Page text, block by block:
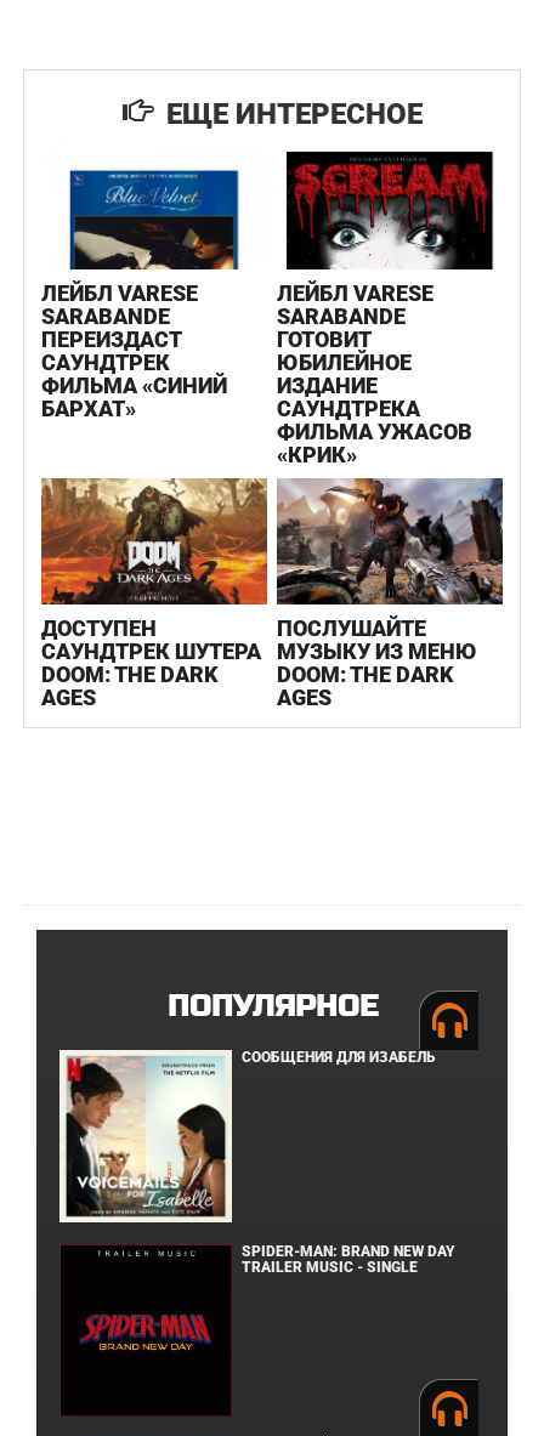
ЕЩЕ ИНТЕРЕСНОЕ
ЛЕЙБЛ VARESE
SARABANDE
ПЕРЕИЗДАСТ
САУНДТРЕК
ФИЛЬМА «СИНИЙ
БАРХАТ»
ЛЕЙБЛ VARESE
SARABANDE
ГОТОВИТ
ЮБИЛЕЙНОЕ
ИЗДАНИЕ
САУНДТРЕКА
ФИЛЬМА УЖАСОВ
«КРИК»
ДОСТУПЕН
САУНДТРЕК ШУТЕРА
DOOM: THE DARK
AGES
ПОСЛУШАЙТЕ
МУЗЫКУ ИЗ МЕНЮ
DOOM: THE DARK
AGES
ПОПУЛЯРНОЕ
СООБЩЕНИЯ ДЛЯ ИЗАБЕЛЬ
SPIDER-MAN: BRAND NEW DAY
TRAILER MUSIC - SINGLE